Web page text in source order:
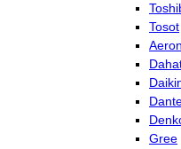
Tosot
Gree